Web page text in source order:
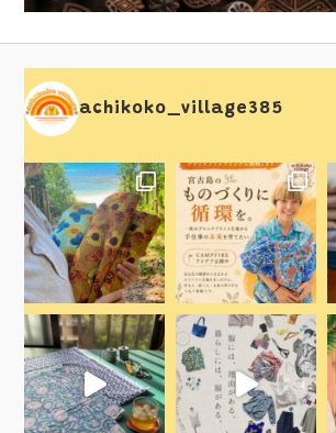
achikoko_village385